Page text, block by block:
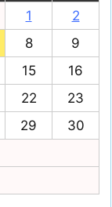
1
2
8
9
15
16
22
23
29
30